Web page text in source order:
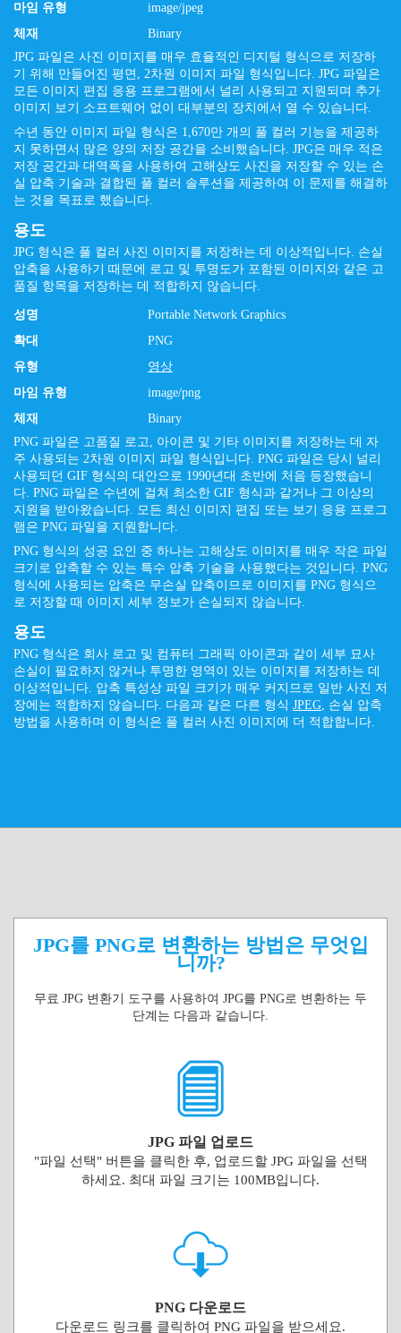
마임 유형
image/jpeg
체재
Binary
JPG 파일은 사진 이미지를 매우 효율적인 디지털 형식으로 저장하
기 위해 만들어진 평면, 2차원 이미지 파일 형식입니다. JPG 파일은
모든 이미지 편집 응용 프로그램에서 널리 사용되고 지원되며 추가
이미지 보기 소프트웨어 없이 대부분의 장치에서 열 수 있습니다.
수년 동안 이미지 파일 형식은 1,670만 개의 풀 컬러 기능을 제공하
지 못하면서 많은 양의 저장 공간을 소비했습니다. JPG은 매우 적은
저장 공간과 대역폭을 사용하여 고해상도 사진을 저장할 수 있는 손
실 압축 기술과 결합된 풀 컬러 솔루션을 제공하여 이 문제를 해결하
는 것을 목표로 했습니다.
용도
JPG 형식은 풀 컬러 사진 이미지를 저장하는 데 이상적입니다. 손실
압축을 사용하기 때문에 로고 및 투명도가 포함된 이미지와 같은 고
품질 항목을 저장하는 데 적합하지 않습니다.
성명
Portable Network Graphics
확대
PNG
유형
영상
마임 유형
image/png
체재
Binary
PNG 파일은 고품질 로고, 아이콘 및 기타 이미지를 저장하는 데 자
주 사용되는 2차원 이미지 파일 형식입니다. PNG 파일은 당시 널리
사용되던 GIF 형식의 대안으로 1990년대 초반에 처음 등장했습니
다. PNG 파일은 수년에 걸쳐 최소한 GIF 형식과 같거나 그 이상의
지원을 받아왔습니다. 모든 최신 이미지 편집 또는 보기 응용 프로그
램은 PNG 파일을 지원합니다.
PNG 형식의 성공 요인 중 하나는 고해상도 이미지를 매우 작은 파일
크기로 압축할 수 있는 특수 압축 기술을 사용했다는 것입니다. PNG
형식에 사용되는 압축은 무손실 압축이므로 이미지를 PNG 형식으
로 저장할 때 이미지 세부 정보가 손실되지 않습니다.
용도
PNG 형식은 회사 로고 및 컴퓨터 그래픽 아이콘과 같이 세부 묘사
손실이 필요하지 않거나 투명한 영역이 있는 이미지를 저장하는 데
이상적입니다. 압축 특성상 파일 크기가 매우 커지므로 일반 사진 저
장에는 적합하지 않습니다. 다음과 같은 다른 형식 JPEG, 손실 압축
방법을 사용하며 이 형식은 풀 컬러 사진 이미지에 더 적합합니다.
JPG를 PNG로 변환하는 방법은 무엇입
니까?
무료 JPG 변환기 도구를 사용하여 JPG를 PNG로 변환하는 두
단계는 다음과 같습니다.
JPG 파일 업로드
"파일 선택" 버튼을 클릭한 후, 업로드할 JPG 파일을 선택
하세요. 최대 파일 크기는 100MB입니다.
PNG 다운로드
다운로드 링크를 클릭하여 PNG 파일을 받으세요.